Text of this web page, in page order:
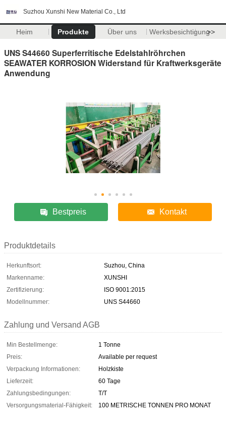
Suzhou Xunshi New Material Co., Ltd
Heim Produkte Über uns Werksbesichtigung>>
UNS S44660 Superferritische Edelstahlröhrchen
SEAWATER KORROSION Widerstand für Kraftwerksgeräte
Anwendung
Bestpreis Kontakt
Produktdetails
Herkunftsort:
Suzhou, China
Markenname:
XUNSHI
Zertifizierung:
ISO 9001:2015
Modellnummer:
UNS S44660
Zahlung und Versand AGB
Min Bestellmenge:
1 Tonne
Preis:
Available per request
Verpackung Informationen:
Holzkiste
Lieferzeit:
60 Tage
Zahlungsbedingungen:
T/T
Versorgungsmaterial-Fähigkeit:
100 METRISCHE TONNEN PRO MONAT